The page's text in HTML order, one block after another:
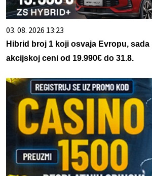
03. 08. 2026 13:23
Hibrid broj 1 koji osvaja Evropu,
akcijskoj ceni od 19.990€ do 31.8.